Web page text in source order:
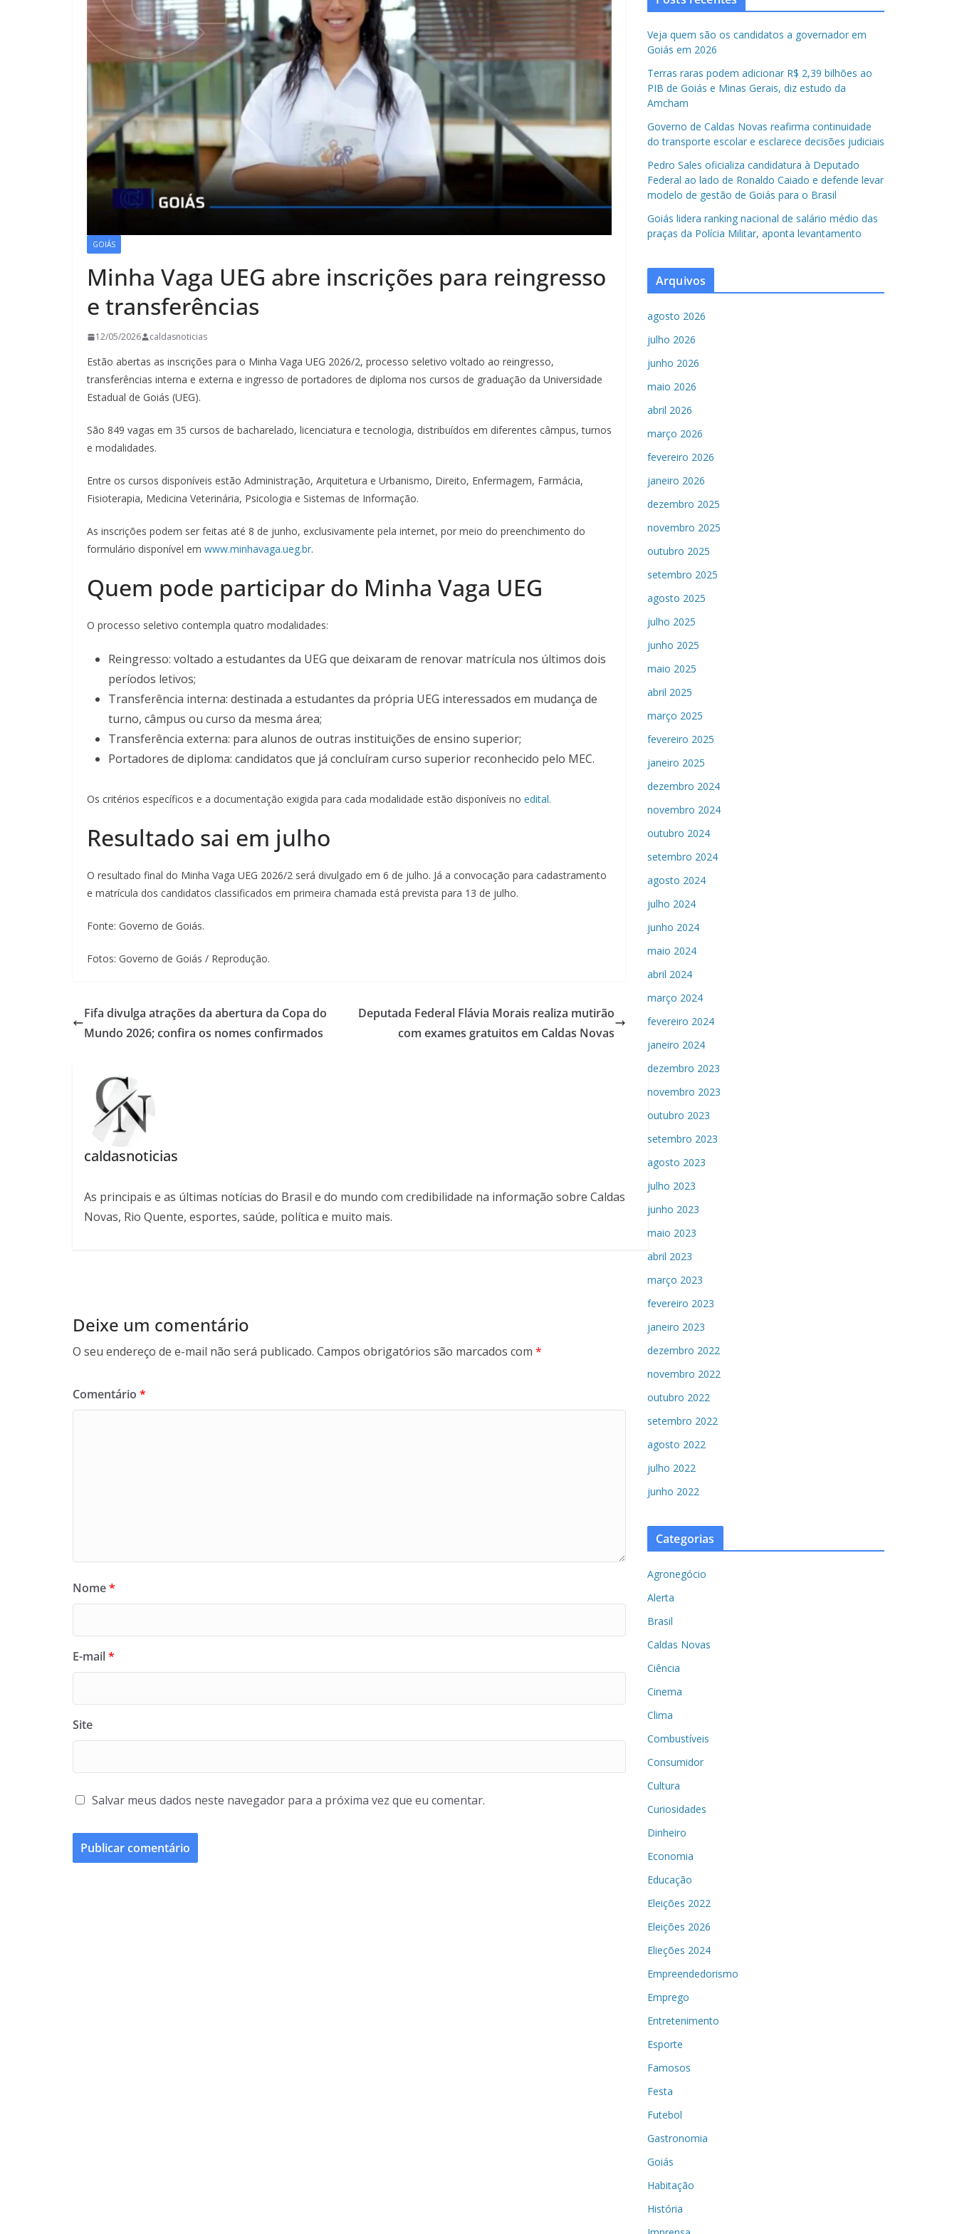
GOIÁS
Minha Vaga UEG abre inscrições para reingresso
e transferências
12/05/2026 caldasnoticias
Estão abertas as inscrições para o Minha Vaga UEG 2026/2, processo seletivo voltado ao reingresso,
transferências interna e externa e ingresso de portadores de diploma nos cursos de graduação da Universidade
Estadual de Goiás (UEG).
São 849 vagas em 35 cursos de bacharelado, licenciatura e tecnologia, distribuídos em diferentes câmpus, turnos
e modalidades.
Entre os cursos disponíveis estão Administração, Arquitetura e Urbanismo, Direito, Enfermagem, Farmácia,
Fisioterapia, Medicina Veterinária, Psicologia e Sistemas de Informação.
As inscrições podem ser feitas até 8 de junho, exclusivamente pela internet, por meio do preenchimento do
formulário disponível em www.minhavaga.ueg.br.
Quem pode participar do Minha Vaga UEG
O processo seletivo contempla quatro modalidades:
Reingresso: voltado a estudantes da UEG que deixaram de renovar matrícula nos últimos dois
períodos letivos;
Transferência interna: destinada a estudantes da própria UEG interessados em mudança de
turno, câmpus ou curso da mesma área;
Transferência externa: para alunos de outras instituições de ensino superior;
Portadores de diploma: candidatos que já concluíram curso superior reconhecido pelo MEC.
Os critérios específicos e a documentação exigida para cada modalidade estão disponíveis no edital.
Resultado sai em julho
O resultado final do Minha Vaga UEG 2026/2 será divulgado em 6 de julho. Já a convocação para cadastramento
e matrícula dos candidatos classificados em primeira chamada está prevista para 13 de julho.
Fonte: Governo de Goiás.
Fotos: Governo de Goiás / Reprodução.
Fifa divulga atrações da abertura da Copa do
Mundo 2026; confira os nomes confirmados
Deputada Federal Flávia Morais realiza mutirão
com exames gratuitos em Caldas Novas
caldasnoticias
As principais e as últimas notícias do Brasil e do mundo com credibilidade na informação sobre Caldas
Novas, Rio Quente, esportes, saúde, política e muito mais.
Deixe um comentário
O seu endereço de e-mail não será publicado. Campos obrigatórios são marcados com *
Comentário *
Nome*
E-mail*
Site
Salvar meus dados neste navegador para a próxima vez que eu comentar.
Veja quem são os candidatos a governador em
Goiás em 2026
Terras raras podem adicionar R$ 2,39 bilhões ao
PIB de Goiás e Minas Gerais, diz estudo da
Amcham
Governo de Caldas Novas reafirma continuidade
do transporte escolar e esclarece decisões judiciais
Pedro Sales oficializa candidatura à Deputado
Federal ao lado de Ronaldo Caiado e defende levar
modelo de gestão de Goiás para o Brasil
Goiás lidera ranking nacional de salário médio das
praças da Polícia Militar, aponta levantamento
Arquivos
agosto 2026
julho 2026
junho 2026
maio 2026
abril 2026
março 2026
fevereiro 2026
janeiro 2026
dezembro 2025
novembro 2025
outubro 2025
setembro 2025
agosto 2025
julho 2025
junho 2025
maio 2025
abril 2025
março 2025
fevereiro 2025
janeiro 2025
dezembro 2024
novembro 2024
outubro 2024
setembro 2024
agosto 2024
julho 2024
junho 2024
maio 2024
abril 2024
março 2024
fevereiro 2024
janeiro 2024
dezembro 2023
novembro 2023
outubro 2023
setembro 2023
agosto 2023
julho 2023
junho 2023
maio 2023
abril 2023
março 2023
fevereiro 2023
janeiro 2023
dezembro 2022
novembro 2022
outubro 2022
setembro 2022
agosto 2022
julho 2022
junho 2022
Categorias
Agronegócio
Alerta
Brasil
Caldas Novas
Ciência
Cinema
Clima
Combustíveis
Consumidor
Cultura
Curiosidades
Dinheiro
Economia
Educação
Eleições 2022
Eleições 2026
Elieções 2024
Empreendedorismo
Emprego
Entretenimento
Esporte
Famosos
Festa
Futebol
Gastronomia
Goiás
Habitação
História